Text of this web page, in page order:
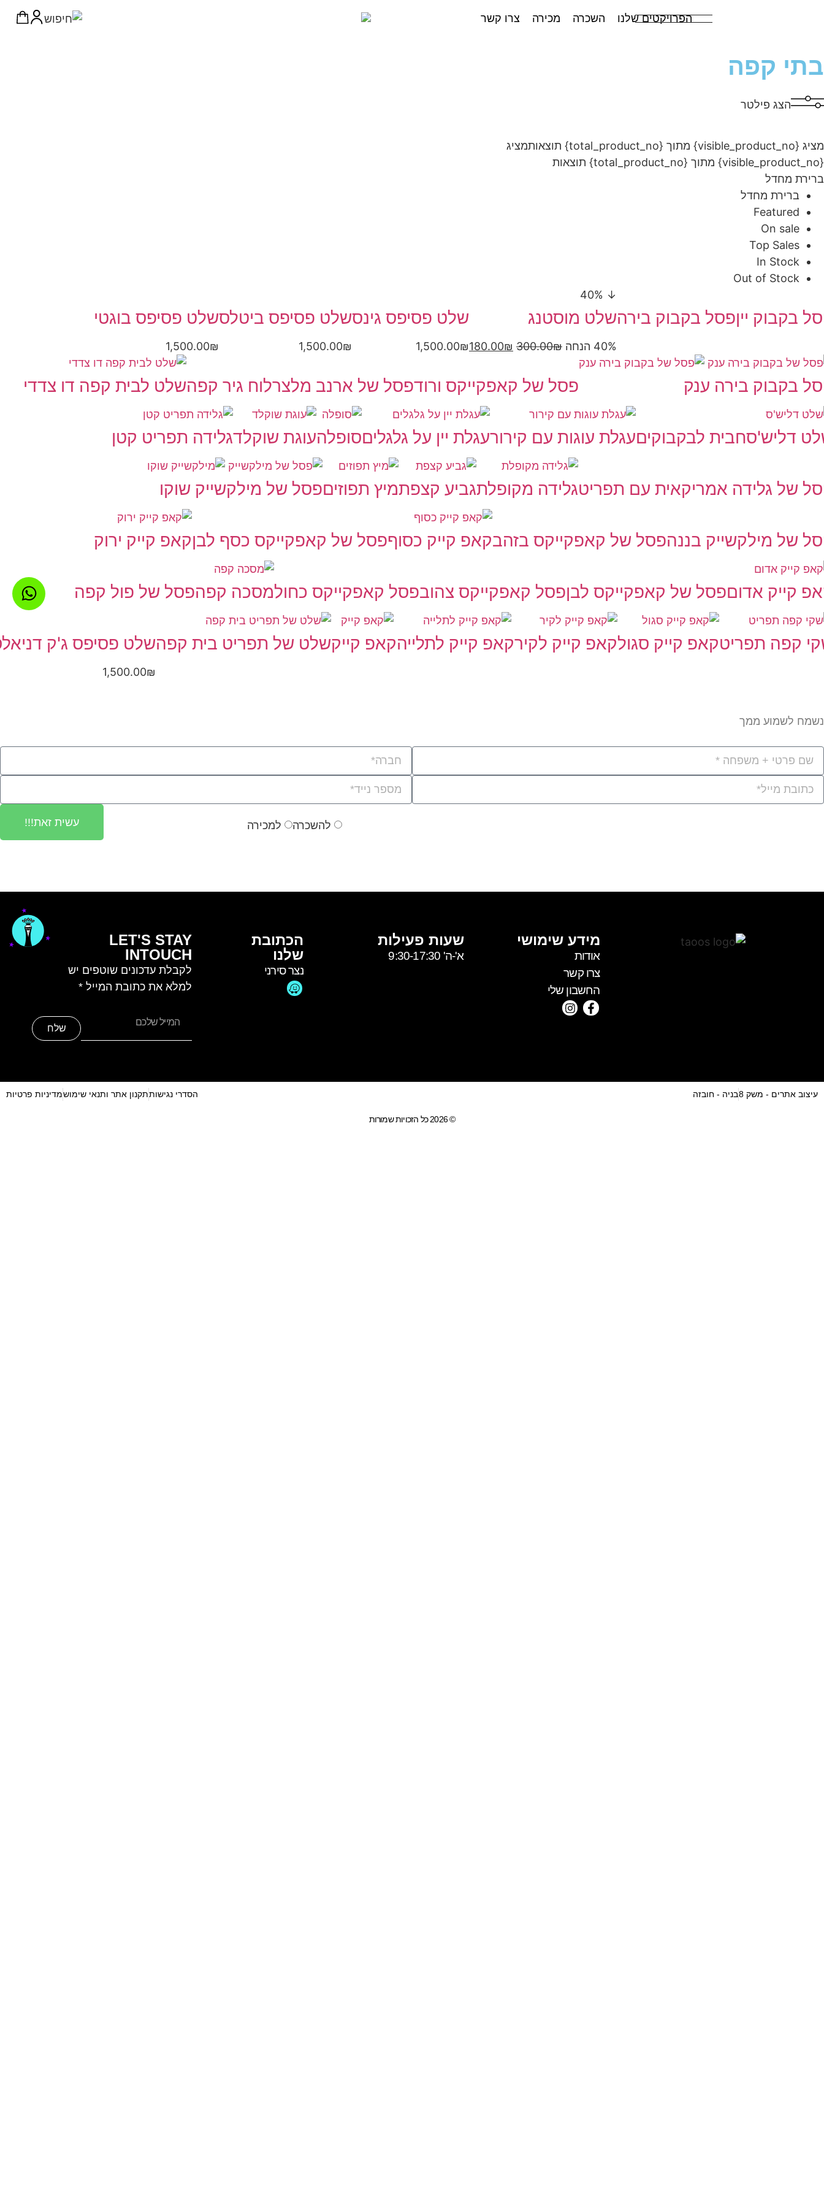
הפרויקטים שלנו השכרה מכירה צרו קשר
בתי קפה
הצג פילטר
מציג {visible_product_no} מתוך {total_product_no} תוצאות
מציג
{visible_product_no} מתוך {total_product_no} תוצאות
ברירת מחדל
ברירת מחדל
Featured
On sale
Top Sales
In Stock
Out of Stock
בקבוק ייןפסל בקבוק בירה
↓ 40%
שלט מוסטנג
40% הנחה 300.00₪
180.00₪
שלט פסיפס גינס
1,500.00₪
שלט פסיפס ביטלס
1,500.00₪
שלט פסיפס בוגטי
1,500.00₪
בקבוק בירה ענק פסל של קאפקייקס ורודפסל של ארנב מלצרלוח גיר קפהשלט לבית קפה דו צדדי
דליש'סחבית לבקבוקיםעגלת עוגות עם קירורעגלת יין על גלגליםסופלהעוגת שוקלדגלידה תפריט קטן
של גלידה אמריקאית עם תפריטגלידה מקופלתגביע קצפתמיץ תפוזיםפסל של מילקשייק שוקו
של מילקשייק בננהפסל של קאפקייקס בזהבקאפ קייק כסוףפסל של קאפקייקס כסף לבןקאפ קייק ירוק
קייק אדוםפסל של קאפקייקס לבןפסל קאפקייקס צהובפסל קאפקייקס כחולמסכה קפהפסל של פול קפה
קפה תפריטקאפ קייק סגולקאפ קייק לקירקאפ קייק לתלייהקאפ קייקשלט של תפריט בית קפהשלט פסיפס ג'ק
1,500.00₪
נשמח לשמוע ממך
להשכרה למכירה עשית זאת!!!
מידע שימושי
אודות
צרו קשר
החשבון שלי
שעות פעילות
א'-ה' 9:30-17:30
הכתובת
שלנו
נצר סירני
LET'S STAY
INTOUCH
לקבלת עדכונים שוטפים יש
למלא את כתובת המייל *
שלח
עיצוב אתרים - משק 8 בניה - חובזה הסדרי נגישותתקנון אתר ותנאי שימושמדיניות פרטיות
© 2026 כל הזכויות שמורות